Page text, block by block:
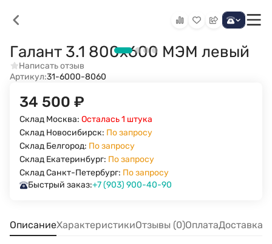
Галант 3.1 800х600 МЭМ левый
Написать отзыв
Артикул:31-6000-8060
34 500 ₽
Склад Москва: Осталась 1 штука
Склад Новосибирск: По запросу
Склад Белгород: По запросу
Склад Екатеринбург: По запросу
Склад Санкт-Петербург: По запросу
Быстрый заказ:+7 (903) 900-40-90
ОписаниеХарактеристикиОтзывы (0)ОплатаДоставка